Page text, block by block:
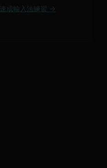
速成輸入法練習 →